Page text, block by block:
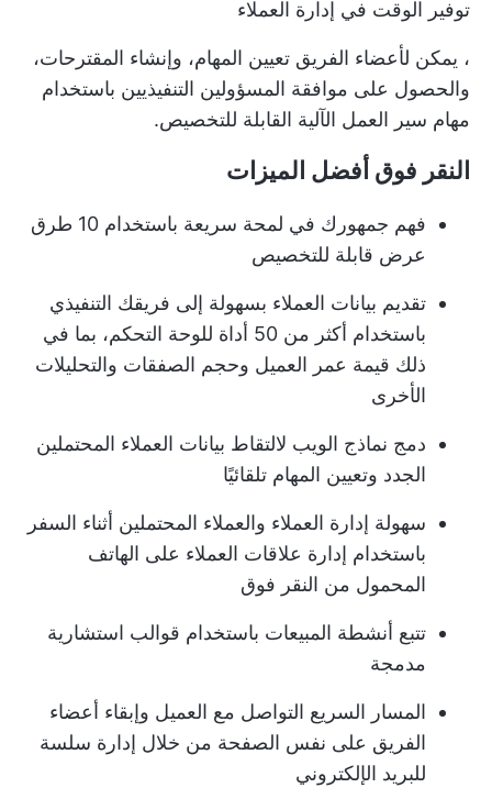
توفير الوقت في إدارة العملاء
، يمكن لأعضاء الفريق تعيين المهام، وإنشاء المقترحات،
والحصول على موافقة المسؤولين التنفيذيين باستخدام
مهام سير العمل الآلية القابلة للتخصيص.
النقر فوق أفضل الميزات
فهم جمهورك في لمحة سريعة باستخدام 10 طرق
عرض قابلة للتخصيص
تقديم بيانات العملاء بسهولة إلى فريقك التنفيذي
باستخدام أكثر من 50 أداة للوحة التحكم، بما في
ذلك قيمة عمر العميل وحجم الصفقات والتحليلات
الأخرى
دمج نماذج الويب لالتقاط بيانات العملاء المحتملين
الجدد وتعيين المهام تلقائيًا
سهولة إدارة العملاء والعملاء المحتملين أثناء السفر
باستخدام إدارة علاقات العملاء على الهاتف
المحمول من النقر فوق
تتبع أنشطة المبيعات باستخدام قوالب استشارية
مدمجة
المسار السريع التواصل مع العميل وإبقاء أعضاء
الفريق على نفس الصفحة من خلال إدارة سلسة
للبريد الإلكتروني